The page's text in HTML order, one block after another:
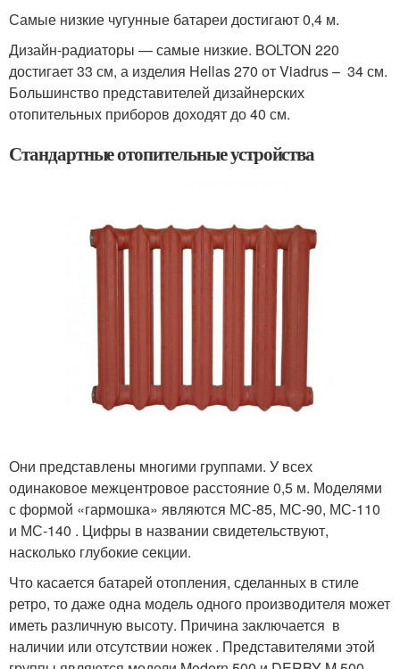
Самые низкие чугунные батареи достигают 0,4 м.
Дизайн-радиаторы — самые низкие. BOLTON 220
достигает 33 см, а изделия Hellas 270 от Viadrus – 34 см.
Большинство представителей дизайнерских
отопительных приборов доходят до 40 см.
Стандартные отопительные устройства
Они представлены многими группами. У всех
одинаковое межцентровое расстояние 0,5 м. Моделями
с формой «гармошка» являются МС-85, МС-90, МС-110
и МС-140 . Цифры в названии свидетельствуют,
насколько глубокие секции.
Что касается батарей отопления, сделанных в стиле
ретро, то даже одна модель одного производителя может
иметь различную высоту. Причина заключается в
наличии или отсутствии ножек . Представителями этой